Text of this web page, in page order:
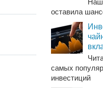
оставила
самых
инвестиций